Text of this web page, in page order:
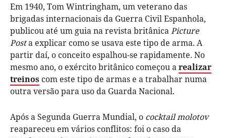
Em 1940, Tom Wintringham, um veterano das
brigadas internacionais da Guerra Civil Espanhola,
publicou até um guia na revista britânicaPicture
Posta explicar como se usava este tipo de arma. A
partir daí, o conceito espalhou-se rapidamente. No
mesmo ano, o exército britânico começou arealizar
treinos com este tipo de armas e a trabalhar numa
outra versão para uso da Guarda Nacional.
Após a Segunda Guerra Mundial, o cocktail molotov
reapareceu em vários conflitos: foi o caso da